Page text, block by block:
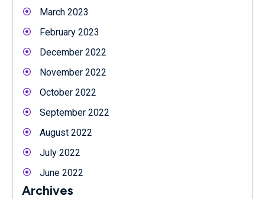
March 2023
February 2023
December 2022
November 2022
October 2022
September 2022
August 2022
July 2022
June 2022
Archives